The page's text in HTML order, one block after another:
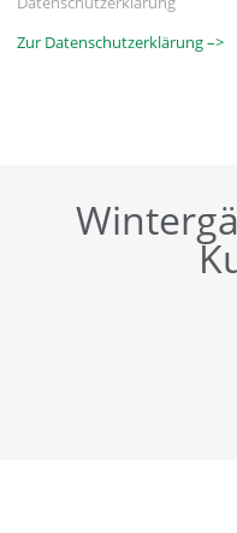
Zur Datenschutzerklärung –>